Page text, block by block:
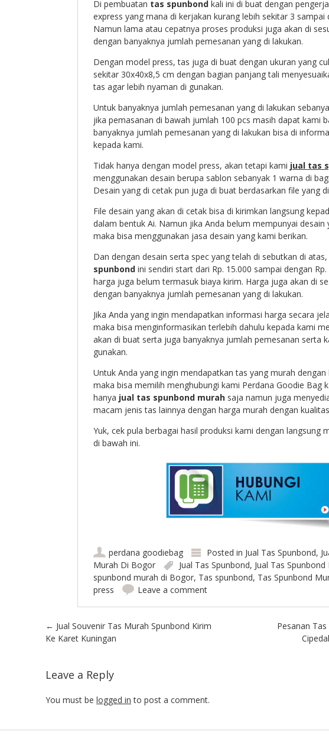
Di pembuatan tas spunbondkali ini di buat dengan
express yang mana di kerjakan kurang lebih sekitar 3 sampai
Namun lama atau cepatnya proses produksi juga akan di
dengan banyaknya jumlah pemesanan yang di lakukan.
Dengan model press, tas juga di buat dengan ukuran yang
sekitar 30x40x8,5 cm dengan bagian panjang tali
tas agar lebih nyaman di gunakan.
Untuk banyaknya jumlah pemesanan yang di lakukan
jika pemasanan di bawah jumlah 100 pcs masih dapat kami
banyaknya jumlah pemesanan yang di lakukan bisa di
kepada kami.
Tidak hanya dengan model press, akan tetapi kami jual tas
menggunakan desain berupa sablon sebanyak 1 warna di
Desain yang di cetak pun juga di buat berdasarkan file yang
File desain yang akan di cetak bisa di kirimkan langsung
dalam bentuk Ai. Namun jika Anda belum mempunyai desain
maka bisa menggunakan jasa desain yang kami berikan.
Dan dengan desain serta spec yang telah di sebutkan di atas,
spunbondini sendiri start dari Rp. 15.000 sampai dengan
harga juga belum termasuk biaya kirim. Harga juga akan di
dengan banyaknya jumlah pemesanan yang di lakukan.
Jika Anda yang ingin mendapatkan informasi harga secara
maka bisa menginformasikan terlebih dahulu kepada kami
akan di buat serta juga banyaknya jumlah pemesanan serta
gunakan.
Untuk Anda yang ingin mendapatkan tas yang murah dengan
maka bisa memilih menghubungi kami Perdana Goodie Bag
hanya jual tas spunbond murahsaja namun juga
macam jenis tas lainnya dengan harga murah dengan
Yuk, cek pula berbagai hasil produksi kami dengan langsung
di bawah ini.
perdana goodiebag Posted in Jual Tas Spunbond,
Murah Di Bogor
Jual Tas Spunbond, Jual Tas Spunbond
spunbond murah di Bogor, Tas spunbond, Tas Spunbond
press
Leave a comment
Post navigation
← Jual Souvenir Tas Murah Spunbond Kirim
Ke Karet Kuningan
Pesanan
Leave a Reply
You must be logged in to post a comment.